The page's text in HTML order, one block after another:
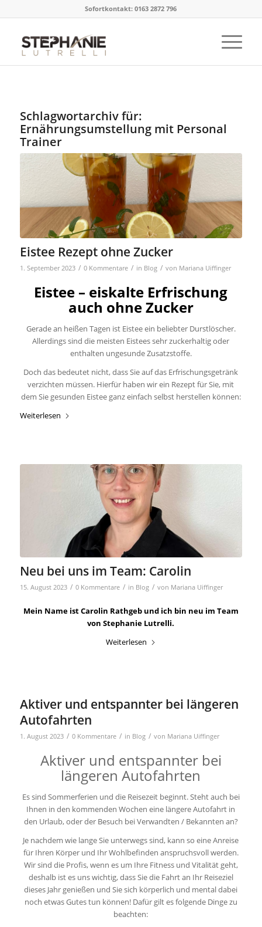
Sofortkontakt: 0163 2872 796
Schlagwortarchiv für:
Ernährungsumstellung mit Personal
Trainer
Eistee Rezept ohne Zucker
1. September 2023 / 0 Kommentare / in Blog / von Mariana Uiffinger
Eistee – eiskalte Erfrischung
auch ohne Zucker
Gerade an heißen Tagen ist Eistee ein beliebter Durstlöscher.
Allerdings sind die meisten Eistees sehr zuckerhaltig oder
enthalten ungesunde Zusatzstoffe.
Doch das bedeutet nicht, dass Sie auf das Erfrischungsgetränk
verzichten müssen. Hierfür haben wir ein Rezept für Sie, mit
dem Sie gesunden Eistee ganz einfach selbst herstellen können:
Weiterlesen
Neu bei uns im Team: Carolin
15. August 2023 / 0 Kommentare / in Blog / von Mariana Uiffinger
Mein Name ist Carolin Rathgeb und ich bin neu im Team
von Stephanie Lutrelli.
Weiterlesen
Aktiver und entspannter bei längeren
Autofahrten
1. August 2023 / 0 Kommentare / in Blog / von Mariana Uiffinger
Aktiver und entspannter bei
längeren Autofahrten
Es sind Sommerferien und die Reisezeit beginnt. Steht auch bei
Ihnen in den kommenden Wochen eine längere Autofahrt in
den Urlaub, oder der Besuch bei Verwandten / Bekannten an?
Je nachdem wie lange Sie unterwegs sind, kann so eine Anreise
für Ihren Körper und Ihr Wohlbefinden anspruchsvoll werden.
Wir sind die Profis, wenn es um Ihre Fitness und Vitalität geht,
deshalb ist es uns wichtig, dass Sie die Fahrt an Ihr Reiseziel
dieses Jahr genießen und Sie sich körperlich und mental dabei
noch etwas Gutes tun können! Dafür gilt es folgende Dinge zu
beachten: